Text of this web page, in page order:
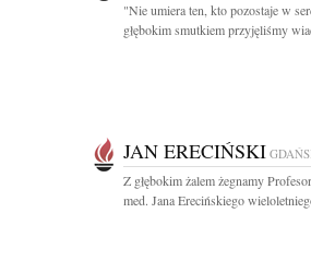
"Nie umiera ten, kto pozostaje w
głębokim smutkiem przyjęliśmy
JAN ERECIŃSKI
Z głębokim żalem żegnamy
med. Jana Erecińskiego